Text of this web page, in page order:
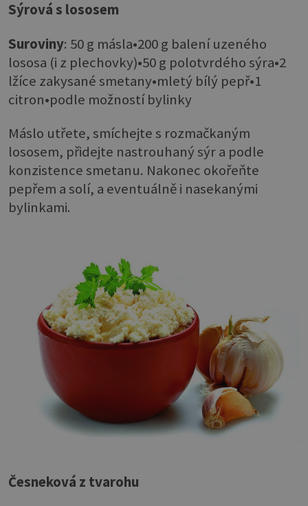
Sýrová s lososem
Suroviny: 50 g másla•200 g balení uzeného
lososa (i z plechovky)•50 g polotvrdého sýra•2
lžíce zakysané smetany•mletý bílý pepř•1
citron•podle možností bylinky
Máslo utřete, smíchejte s rozmačkaným
lososem, přidejte nastrouhaný sýr a podle
konzistence smetanu. Nakonec okořeňte
pepřem a solí, a eventuálně i nasekanými
bylinkami.
Česneková z tvarohu